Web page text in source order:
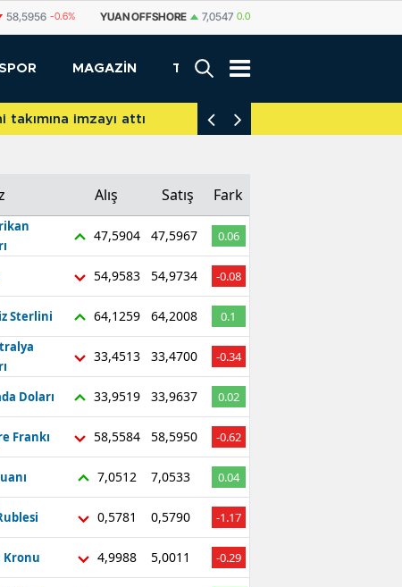
7,0547 0.04% YUAN 7,0535 0.04%
MAGAZİN TEKNOLOJİ
imzayı attı
Alış Satış Fark
47,5904 47,5967 0.06
54,9583 54,9734 -0.08
Sterlini 64,1259 64,2008
0.1
33,4513 33,4700 -0.34
Doları 33,9519 33,9637 0.02
Frankı 58,5584 58,5950 -0.62
7,0512 7,0533 0.04
0,5781 0,5790 -1.17
Kronu 4,9988 5,0011 -0.29